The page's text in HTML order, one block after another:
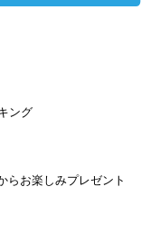
ング
らお楽しみプレゼント